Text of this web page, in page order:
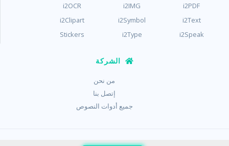
i2PDF
i2IMG
i2OCR
i2Text
i2Symbol
i2Clipart
i2Speak
i2Type
Stickers
الشركة
من نحن
إتصل بنا
جميع أدوات النصوص
حماية الخصوصية / شروط الاستخدام